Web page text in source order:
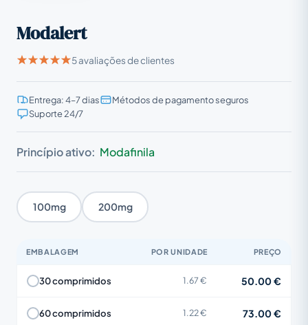
Modalert
5 avaliações de clientes
Entrega: 4–7 dias
Métodos de pagamento seguros
Suporte 24/7
Princípio ativo: Modafinila
100mg 200mg
EMBALAGEM POR UNIDADE PREÇO
30 comprimidos 1.67 € 50.00 €
60 comprimidos 1.22 € 73.00 €